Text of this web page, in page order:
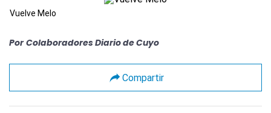
Vuelve Melo
Por Colaboradores Diario de Cuyo
Compartir